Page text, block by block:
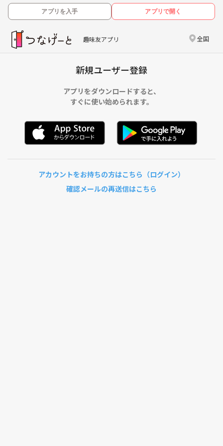
アプリを入手 アプリで開く
趣味友アプリ 全国
新規ユーザー登録
アプリをダウンロードすると、
すぐに使い始められます。
アカウントをお持ちの方はこちら（ログイン）
確認メールの再送信はこちら